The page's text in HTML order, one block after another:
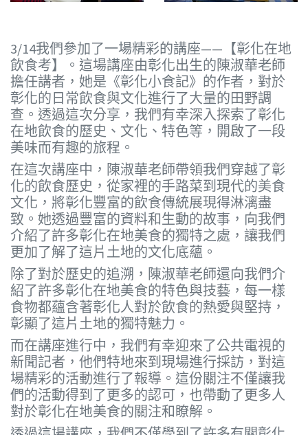
3/14我們參加了一場精彩的講座——【彰化在地
飲食考】。這場講座由彰化出生的陳淑華老師
擔任講者，她是《彰化小食記》的作者，對於
彰化的日常飲食與文化進行了大量的田野調
查。透過這次分享，我們有幸深入探索了彰化
在地飲食的歷史、文化、特色等，開啟了一段
美味而有趣的旅程。
在這次講座中，陳淑華老師帶領我們穿越了彰
化的飲食歷史，從家裡的手路菜到現代的美食
文化，將彰化豐富的飲食傳統展現得淋漓盡
致。她透過豐富的資料和生動的故事，向我們
介紹了許多彰化在地美食的獨特之處，讓我們
更加了解了這片土地的文化底蘊。
除了對於歷史的追溯，陳淑華老師還向我們介
紹了許多彰化在地美食的特色與技藝，每一樣
食物都蘊含著彰化人對於飲食的熱愛與堅持，
彰顯了這片土地的獨特魅力。
而在講座進行中，我們有幸迎來了公共電視的
新聞記者，他們特地來到現場進行採訪，對這
場精彩的活動進行了報導。這份關注不僅讓我
們的活動得到了更多的認可，也帶動了更多人
對於彰化在地美食的關注和瞭解。